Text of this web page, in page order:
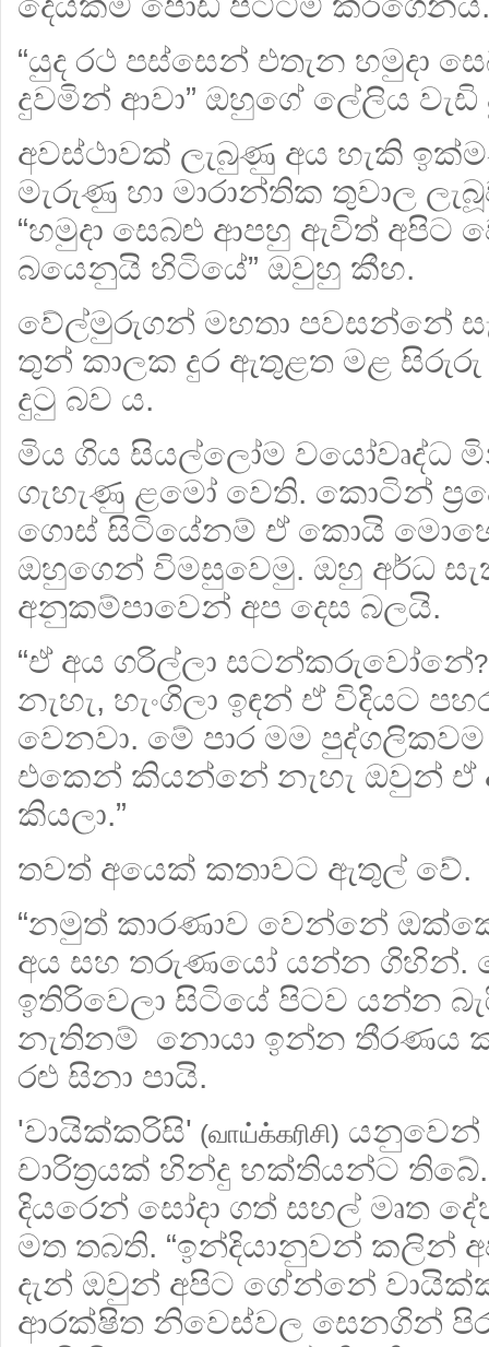
“යුද රථ පස්සෙන් එතැන හමුදා
දුවමින් ආවා” ඔහුගේ ලේලිය
අවස්ථාවක් ලැබුණු අය හැකි
මැරුණු හා මාරාන්තික තුවාල
“හමුදා සෙබළු ආපහු ඇවිත් අපිට
බයෙනුයි හිටියේ” ඔවුහු කීහ.
වේල්මුරුගන් මහතා පවසන්නේ
තුන් කාලක දුර ඇතුළත මළ සිරුරු
දුටු බව ය.
මිය ගිය සියල්ලෝම වයෝවෘද්ධ
ගැහැණු ළමෝ වෙති. කොටින්
ගොස් සිටියේනම් ඒ කොයි
ඔහුගෙන් විමසුවෙමු. ඔහු අර්ධ
අනුකම්පාවෙන් අප දෙස බලයි.
“ඒ අය ගරිල්ලා සටන්කරුවෝනේ?
නැහැ, හැංගිලා ඉඳන් ඒ විදියට
වෙනවා. මේ පාර මම පුද්ගලිකවම
එකෙන් කියන්නේ නැහැ ඔවුන් ඒ
කියලා.”
තවත් අයෙක් කතාවට ඇතුල් වේ.
“නමුත් කාරණාව‍ වෙන්නේ
අය සහ තරුණයෝ යන්න ගිහින්.
ඉතිරිවෙලා සිටියේ පිටව යන්න
නැතිනම් නොයා ඉන්න තීරණය
රළු සිනා පායි.
'වායික්කරිසි' (வாய்க்கரிசி) යනුවෙන්
චාරිත්‍රයක් හින්දු භක්තියන්ට
දියරෙන් සෝදා ගත් සහල් මෘත
මත තබති. “ඉන්දියානුවන් කලින්
දැන් ඔවුන් අපිට ගේන්නේ
ආරක්ෂිත නිවෙස්වල සෙනගින්